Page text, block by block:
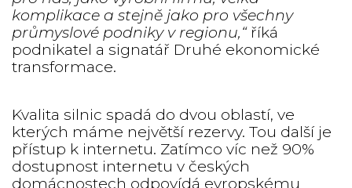
komplikace a stejně jako pro všechny
průmyslové podniky v regionu,“říká
podnikatel a signatář Druhé ekonomické
transformace.
Kvalita silnic spadá do dvou oblastí, ve
kterých máme největší rezervy. Tou další je
přístup k internetu. Zatímco víc než 90%
dostupnost internetu v českých
domácnostech odpovídá evropskému